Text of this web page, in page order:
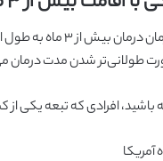
طولانی‌تر شدن مدت درمان
باشید، افرادی که تبعه یکی
آمریکا